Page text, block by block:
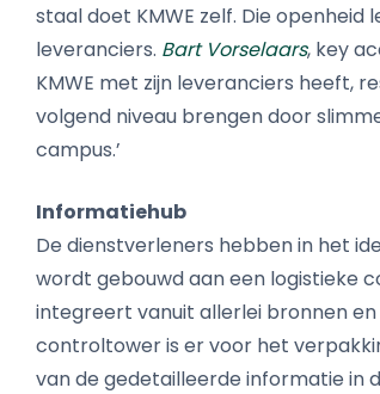
staal doet KMWE zelf. Die
leveranciers. Bart Vorselaars, key
KMWE met zijn leveranciers heeft,
volgend niveau brengen door
campus.’
Informatiehub
De dienstverleners hebben in het
wordt gebouwd aan een logistieke
integreert vanuit allerlei bronnen
controltower is er voor het
van de gedetailleerde informatie in